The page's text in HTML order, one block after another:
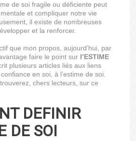
de soi fragile ou déficiente peut
et compliquer notre vie
il existe de nombreuses
et la renforcer.
que mon propos, aujourd’hui, par
faire le point sur l’ESTIME
plusieurs articles liés aux liens
en soi, à l’estime de soi.
chers lecteurs, sur ce
DEFINIR
DE SOI